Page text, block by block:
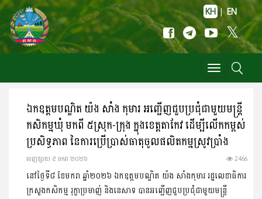
KH | EN
Toggle
navigation
ឯកឧត្តមបណ្ឌិត យ៉ង សាំង កុមារ អញ្ជើញជួបប្រជុំជាមួយមន្ត្រី
កសិកម្មឃុំ មកពី ៥ស្រុក-ក្រុង ក្នុងខេត្តតាកែវ ដើម្បីលើកកម្ពស់
ប្រសិទ្ធភាព នៃការប្រើប្រាស់ធាតុចូលផលិតកម្ម​ស្រូវ​ប្រាំង
ចេញ​ផ្សាយ​ ៩ មករា ២០២៦ 2466
នៅថ្ងៃទី៨ ខែមករា ឆ្នាំ២០២៦ ឯកឧត្តមបណ្ឌិត យ៉ង សាំងកុមារ រដ្ឋលេខាធិការ
ក្រសួងកសិកម្ម រុក្ខាប្រមាញ់ និងនេសាទ បាន​អញ្ជើញ​​ជួបប្រជុំជាមួយមន្ត្រី